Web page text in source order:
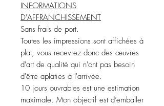
INFORMATIONS
D'AFFRANCHISSEMENT
Sans frais de port.
Toutes les impressions sont affichées à
plat, vous recevrez donc des œuvres
d'art de qualité qui n'ont pas besoin
d'être aplaties à l'arrivée.
10 jours ouvrables est une estimation
maximale. Mon objectif est d’emballer